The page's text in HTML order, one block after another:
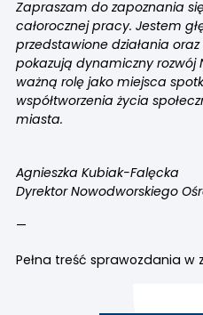
Zapraszam do zapoznania
całorocznej pracy. Jestem
przedstawione działania
pokazują dynamiczny rozwój
ważną rolę jako miejsca
współtworzenia życia
miasta.
Agnieszka Kubiak-Falęcka
Dyrektor Nowodworskiego
—
Pełna treść sprawozdania w